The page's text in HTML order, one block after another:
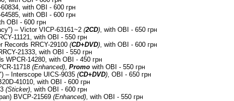
with OBI - 600 грн
with OBI - 600 грн
OBI - 600 грн
– Victor VICP-63161~2 (2CD), with OBI - 650 грн
11121, with OBI - 550 грн
Records RRCY-29100 (CD+DVD), with OBI - 600 грн
21333, with OBI - 550 грн
WPCR-14280, with OBI - 450 грн
11718 (Enhanced), Promowith OBI - 550 грн
– Interscope UICS-9035 (CD+DVD), OBI - 650 грн
41010, with OBI - 600 грн
(Sticker), with OBI - 600 грн
BVCP-21569 (Enhanced), with OBI - 550 грн